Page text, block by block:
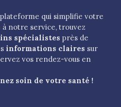
qui simplifie votre
à notre service, trouvez
spécialistes près de
informations claires sur
vos rendez-vous en
soin de votre santé !